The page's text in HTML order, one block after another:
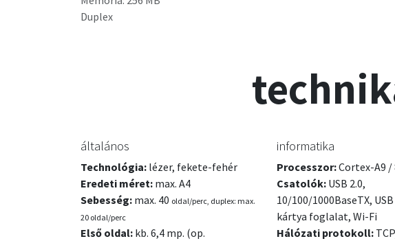
Duplex
általános
Technológia: lézer, fekete-fehér
Eredeti méret: max. A4
Sebesség: max. 40 oldal/perc, duplex: max.
20 oldal/perc
Első oldal: kb. 6,4 mp. (op.
informatika
Processzor:Cortex-A9 /
Csatolók: USB 2.0,
10/100/1000BaseTX,
kártya foglalat, Wi-Fi
Hálózati protokoll: